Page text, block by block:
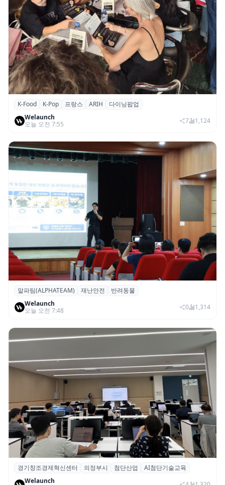
파리의 K-Food 열기…ARIH 팝업 이어 ‘마담
두’도 현지 미식계 진출
K-Food K-Pop 프랑스 ARIH
다이닝팝업
Welaunch
오늘 오전 7:55
7 1,124
알파팀, ‘반려동물과 보호자를 위한 재난안전
세미나’ 개최
알파팀(ALPHATEAM) 재난안전
반려동물
Welaunch
오늘 오전 7:48
0 1,314
경기혁신센터, 의정부시 ‘AI 첨단기술교육’
경기창조경제혁신센터 의정부시 첨단산업
AI첨단기술교육
Welaunch